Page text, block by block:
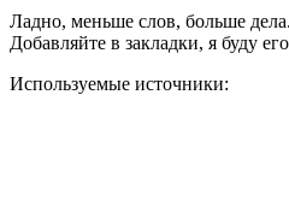
Ладно, меньше слов, больше
Добавляйте в закладки, я буду
Используемые источники: